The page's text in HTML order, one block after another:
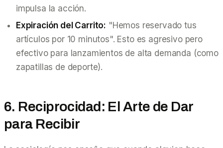
impulsa la acción.
Expiración del Carrito: "Hemos reservado tus
artículos por 10 minutos". Esto es agresivo pero
efectivo para lanzamientos de alta demanda (como
zapatillas de deporte).
6. Reciprocidad: El Arte de Dar
para Recibir